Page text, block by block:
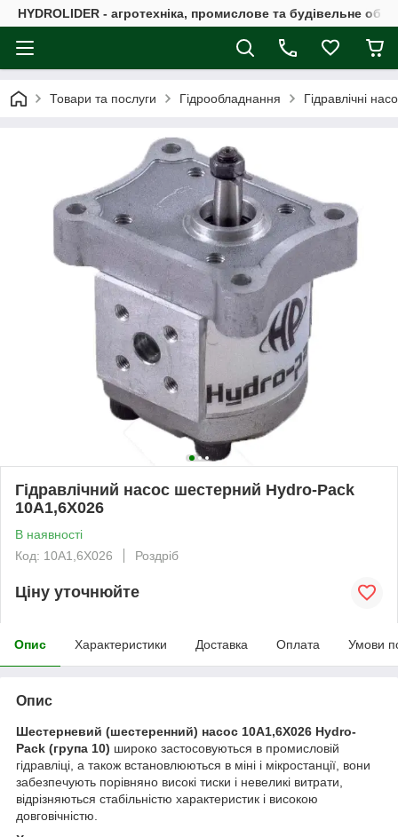
HYDROLIDER - агротехніка, промислове та будівельне
Товари та послуги Гідрообладнання Гідравлічні
Гідравлічний насос шестерний Hydro-Pack
10A1,6X026
В наявності
Код: 10A1,6X026
Роздріб
Ціну уточнюйте
Опис Характеристики Доставка Оплата Умови
Опис
Шестерневий (шестеренний) насос 10A1,6X026 Hydro-
Pack (група 10) широко застосовуються в промисловій
гідравліці, а також встановлюються в міні і мікростанції, вони
забезпечують порівняно високі тиски і невеликі витрати,
відрізняються стабільністю характеристик і високою
довговічністю.